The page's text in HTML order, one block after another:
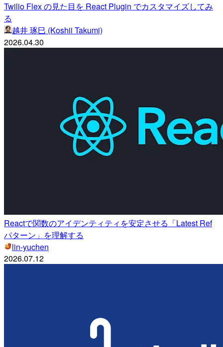
Twilio Flex の見た目を React Plugin でカスタマイズしてみ
る
越井 琢巳 (Koshii Takumi)
2026.04.30
Reactで関数のアイデンティティを安定させる「Latest Ref
パターン」を理解する
lin-yuchen
2026.07.12